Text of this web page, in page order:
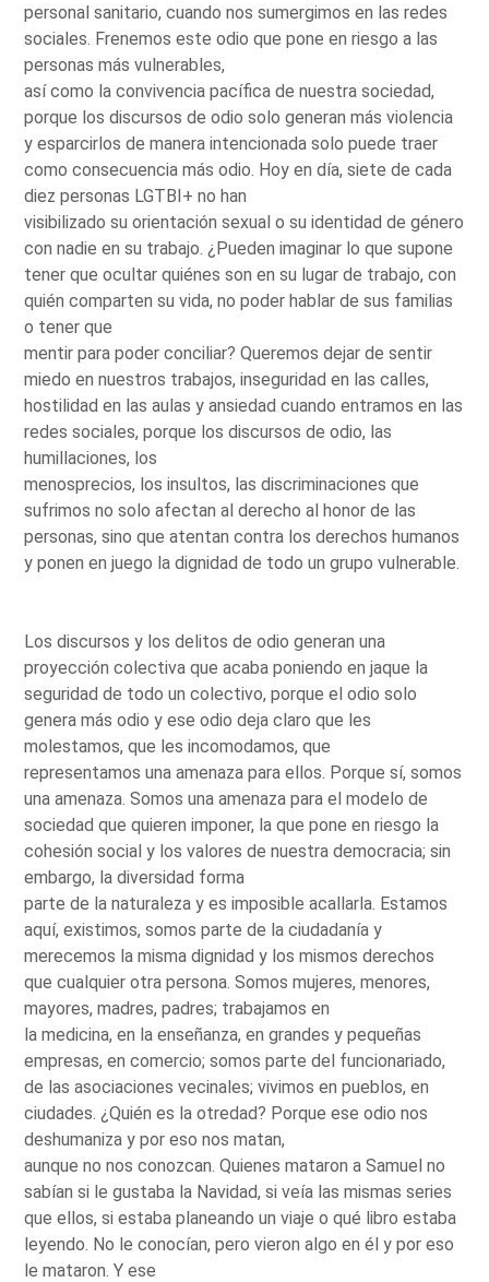
personal sanitario, cuando nos sumergimos en las redes
sociales. Frenemos este odio que pone en riesgo a las
personas más vulnerables,
así como la convivencia pacífica de nuestra sociedad,
porque los discursos de odio solo generan más violencia
y esparcirlos de manera intencionada solo puede traer
como consecuencia más odio. Hoy en día, siete de cada
diez personas LGTBI+ no han
visibilizado su orientación sexual o su identidad de género
con nadie en su trabajo. ¿Pueden imaginar lo que supone
tener que ocultar quiénes son en su lugar de trabajo, con
quién comparten su vida, no poder hablar de sus familias
o tener que
mentir para poder conciliar? Queremos dejar de sentir
miedo en nuestros trabajos, inseguridad en las calles,
hostilidad en las aulas y ansiedad cuando entramos en las
redes sociales, porque los discursos de odio, las
humillaciones, los
menosprecios, los insultos, las discriminaciones que
sufrimos no solo afectan al derecho al honor de las
personas, sino que atentan contra los derechos humanos
y ponen en juego la dignidad de todo un grupo vulnerable.
Los discursos y los delitos de odio generan una
proyección colectiva que acaba poniendo en jaque la
seguridad de todo un colectivo, porque el odio solo
genera más odio y ese odio deja claro que les
molestamos, que les incomodamos, que
representamos una amenaza para ellos. Porque sí, somos
una amenaza. Somos una amenaza para el modelo de
sociedad que quieren imponer, la que pone en riesgo la
cohesión social y los valores de nuestra democracia; sin
embargo, la diversidad forma
parte de la naturaleza y es imposible acallarla. Estamos
aquí, existimos, somos parte de la ciudadanía y
merecemos la misma dignidad y los mismos derechos
que cualquier otra persona. Somos mujeres, menores,
mayores, madres, padres; trabajamos en
la medicina, en la enseñanza, en grandes y pequeñas
empresas, en comercio; somos parte del funcionariado,
de las asociaciones vecinales; vivimos en pueblos, en
ciudades. ¿Quién es la otredad? Porque ese odio nos
deshumaniza y por eso nos matan,
aunque no nos conozcan. Quienes mataron a Samuel no
sabían si le gustaba la Navidad, si veía las mismas series
que ellos, si estaba planeando un viaje o qué libro estaba
leyendo. No le conocían, pero vieron algo en él y por eso
le mataron. Y ese